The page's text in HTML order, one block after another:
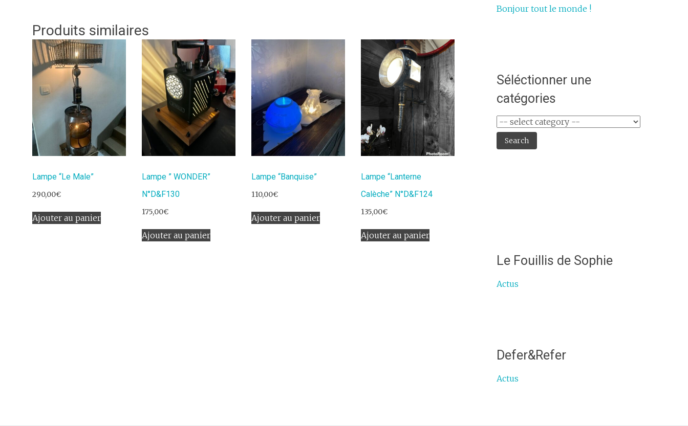
Produits similaires
Lampe “Le Male”
290,00€
Ajouter au panier
Lampe ” WONDER”
N°D&F130
175,00€
Ajouter au panier
Lampe “Banquise”
110,00€
Ajouter au panier
Lampe “Lanterne
Calèche” N°D&F124
135,00€
Ajouter au panier
Bonjour tout le monde !
Séléctionner une
catégories
Search
Le Fouillis de Sophie
Actus
Defer&Refer
Actus